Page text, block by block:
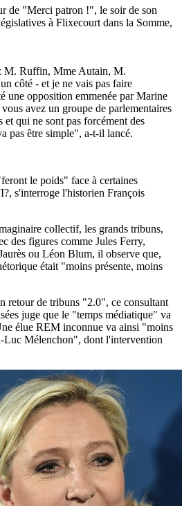
de "Merci patron !", le soir de son
à Flixecourt dans la Somme,
M. Ruffin, Mme Autain, M.
côté - et je ne vais pas faire
une opposition emmenée par Marine
avez un groupe de parlementaires
et qui ne sont pas forcément des
pas être simple", a-t-il lancé.
le poids" face à certaines
s'interroge l'historien François
collectif, les grands tribuns,
des figures comme Jules Ferry,
ou Léon Blum, il observe que,
était "moins présente, moins
retour de tribuns "2.0", ce consultant
juge que le "temps médiatique" va
élue REM inconnue va ainsi "moins
Luc Mélenchon", dont l'intervention